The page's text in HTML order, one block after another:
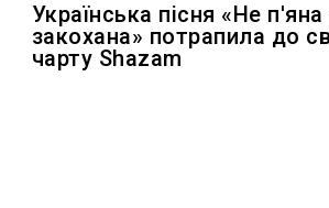
Українська пісня «Не
закохана» потрапила до
чарту Shazam